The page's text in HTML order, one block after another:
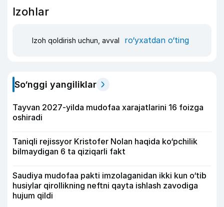
Izohlar
Izoh qoldirish uchun, avval ro‘yxatdan o‘ting
So‘nggi yangiliklar
Tayvan 2027-yilda mudofaa xarajatlarini 16 foizga
oshiradi
Taniqli rejissyor Kristofer Nolan haqida ko‘pchilik
bilmaydigan 6 ta qiziqarli fakt
Saudiya mudofaa pakti imzolaganidan ikki kun o‘tib
husiylar qirollikning neftni qayta ishlash zavodiga
hujum qildi